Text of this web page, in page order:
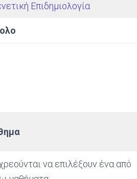
Επιδημιολογία
να επιλέξουν ένα από